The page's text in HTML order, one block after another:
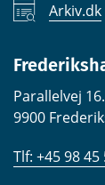
Arkiv.dk
Parallelvej 16.
9900
Tlf: +45 98 45